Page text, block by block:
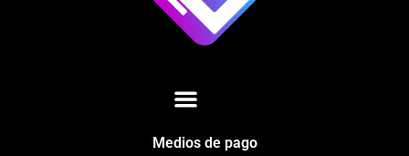
Medios de pago